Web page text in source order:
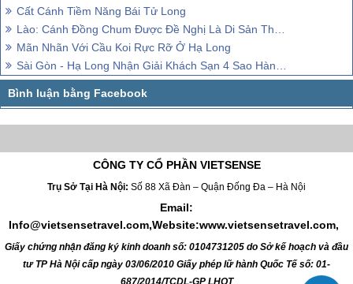
Cất Cánh Tiềm Năng Bái Tử Long
Lào: Cánh Đồng Chum Được Đề Nghị Là Di Sản Thế Giới
Mãn Nhãn Với Cầu Koi Rực Rỡ Ở Hạ Long
Sài Gòn - Hạ Long Nhận Giải Khách Sạn 4 Sao Hàng Đầu Việt Nam
CÔNG TY CỔ PHẦN VIETSENSE
Trụ Sở Tại Hà Nội: Số 88 Xã Đàn – Quận Đống Đa – Hà Nội
Email:
Info@vietsensetravel.com,Website:www.vietsensetravel.com,
Giấy chứng nhận đăng ký kinh doanh số: 0104731205 do Sở kế hoạch và đầu
tư TP Hà Nội cấp ngày 03/06/2010 Giấy phép lữ hành Quốc Tế số: 01-
687/2014/TCDL-GP LHQT